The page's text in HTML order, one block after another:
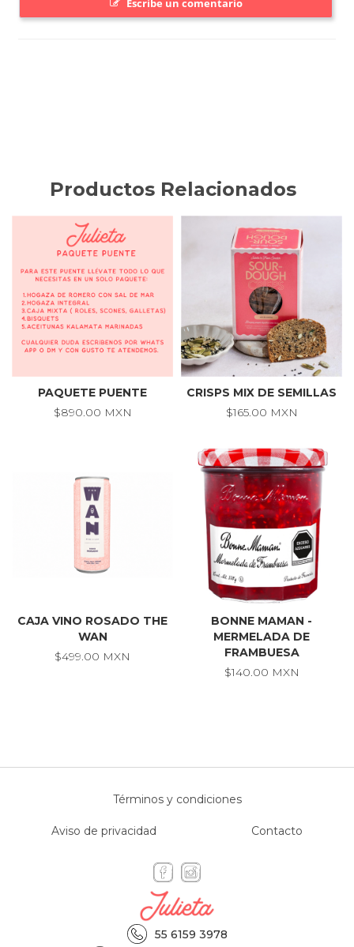
Productos Relacionados
PAQUETE PUENTE
$890.00 MXN
CRISPS MIX DE SEMILLAS
$165.00 MXN
CAJA VINO ROSADO THE
WAN
$499.00 MXN
BONNE MAMAN -
MERMELADA DE
FRAMBUESA
$140.00 MXN
Términos y condiciones
Aviso de privacidad Contacto
55 6159 3978